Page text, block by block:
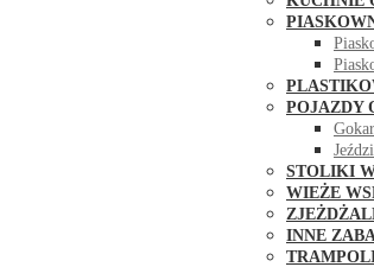
POJAZDY
STOLIKI
WIEŻE
INNE